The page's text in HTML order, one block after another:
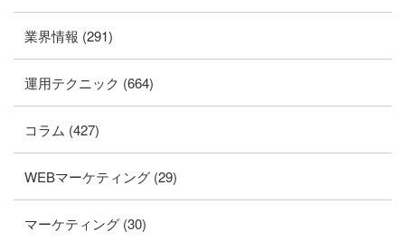
業界情報 (291)
運用テクニック (664)
コラム (427)
WEBマーケティング (29)
マーケティング (30)